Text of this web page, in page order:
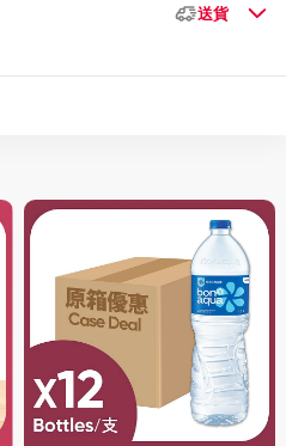
送貨